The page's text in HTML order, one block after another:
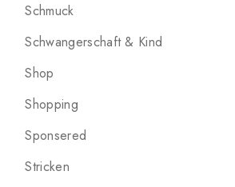
Schmuck
Schwangerschaft & Kind
Shop
Shopping
Sponsered
Stricken